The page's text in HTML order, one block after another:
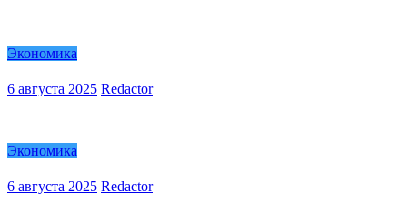
Экономика
6 августа 2025 Redactor
Экономика
6 августа 2025 Redactor